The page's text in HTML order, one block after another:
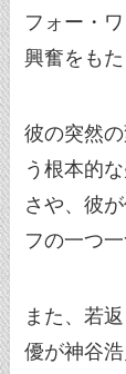
フォー・
興奮をもた
彼の突然
う根本的
さや、彼
フの一つ
また、若
優が神谷